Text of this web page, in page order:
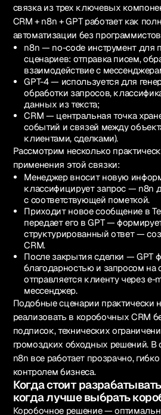
связка из трех ключевых
CRM + n8n + GPT работает как
автоматизации без
n8n — no-code инструмент для
сценариев: отправка писем,
взаимодействие с
GPT-4 — используется для
обработки запросов,
данных из текста;
CRM — центральная точка
событий и связей между
клиентами, сделками).
Рассмотрим несколько
применения этой связки:
Менеджер вносит новую
классифицирует запрос — n8n
с соответствующей пометкой.
Приходит новое сообщение в
передает его в GPT —
структурированный ответ —
CRM.
После закрытия сделки — GPT
благодарностью и запросом
отправляется клиенту через e-
мессенджер.
Подобные сценарии практически
реализовать в коробочных CRM
подписок, технических
громоздких обходных решений. В
n8n все работает прозрачно,
контролем бизнеса.
Когда стоит
когда лучше выбрать
Коробочное решение —